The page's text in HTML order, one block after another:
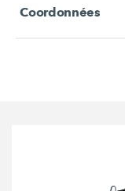
Coordonnées